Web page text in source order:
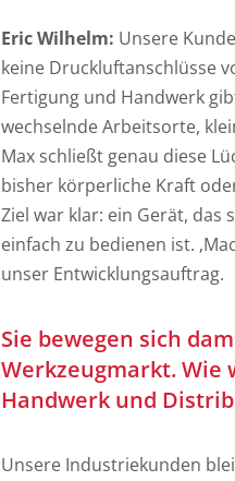
Eric Wilhelm: Unsere
keine Druckluftanschlüsse
Fertigung und Handwerk
wechselnde Arbeitsorte,
Max schließt genau diese
bisher körperliche Kraft
Ziel war klar: ein Gerät,
einfach zu bedienen ist.
unser Entwicklungsauftrag.
Sie bewegen sich
Werkzeugmarkt. Wie
Handwerk und
Unsere Industriekunden